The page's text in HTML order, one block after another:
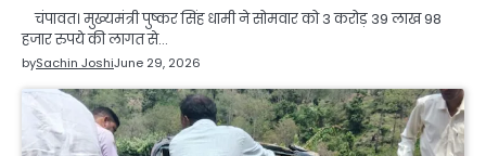
चंपावत। मुख्यमंत्री पुष्कर सिंह धामी ने सोमवार को 3 करोड़ 39 लाख 98
हजार रुपये की लागत से…
bySachin JoshiJune 29, 2026